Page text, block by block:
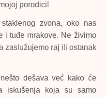
porodici!
zvona, oko nas
i tuđe mrakove. Ne živimo
zaslužujemo raj ili ostanak
dešava već kako će
iskušenja koja su samo